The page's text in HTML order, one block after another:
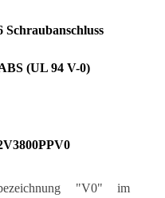
Schraubanschluss
(UL 94 V-0)
"V0" im